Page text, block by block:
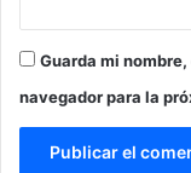
Guarda mi
navegador para la